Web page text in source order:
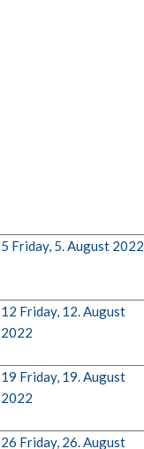
5 Friday, 5. August 2022
12 Friday, 12. August
2022
19 Friday, 19. August
2022
26 Friday, 26. August